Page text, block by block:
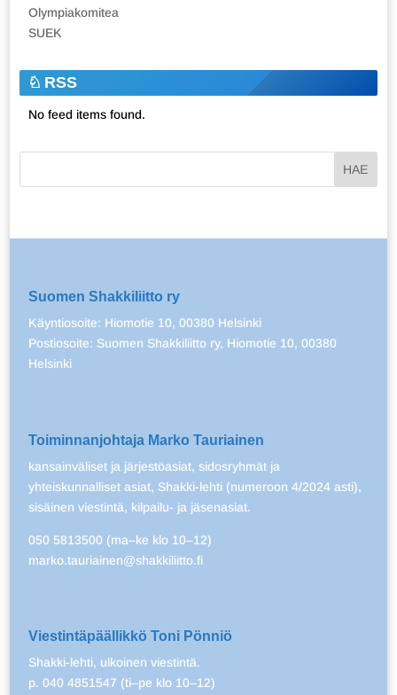
Olympiakomitea
SUEK
RSS
No feed items found.
Suomen Shakkiliitto ry
Käyntiosoite: Hiomotie 10, 00380 Helsinki
Postiosoite: Suomen Shakkiliitto ry, Hiomotie 10, 00380
Helsinki
Toiminnanjohtaja Marko Tauriainen
kansainväliset ja järjestöasiat, sidosryhmät ja
yhteiskunnalliset asiat, Shakki-lehti (numeroon 4/2024 asti),
sisäinen viestintä, kilpailu- ja jäsenasiat.
050 5813500 (ma–ke klo 10–12)
marko.tauriainen@shakkiliitto.fi
Viestintäpäällikkö Toni Pönniö
Shakki-lehti, ulkoinen viestintä.
p. 040 4851547 (ti–pe klo 10–12)